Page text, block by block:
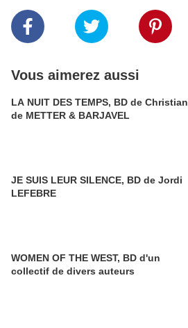
Vous aimerez aussi
LA NUIT DES TEMPS, BD de Christian
de METTER & BARJAVEL
JE SUIS LEUR SILENCE, BD de Jordi
LEFEBRE
WOMEN OF THE WEST, BD d'un
collectif de divers auteurs